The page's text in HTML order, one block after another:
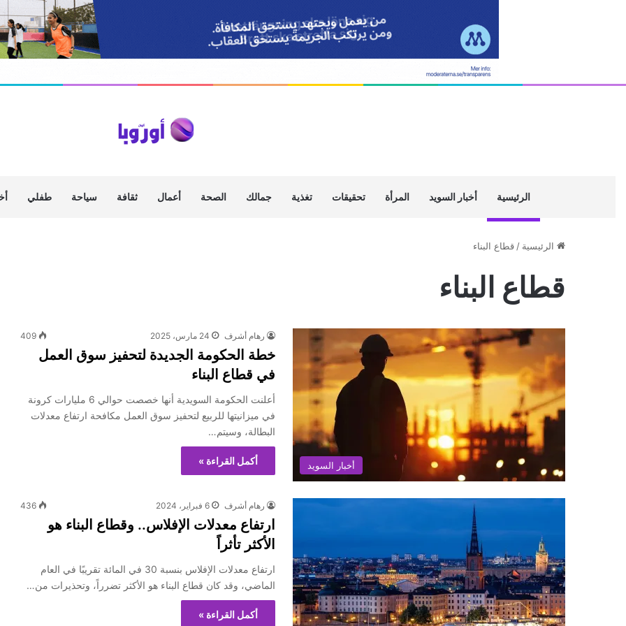
الرئيسية أخبار السويد المرأة تحقيقات تغذية جمالك الصحة أعمال ثقافة سياحة طفلي
الرئيسية / قطاع البناء
قطاع البناء
أخبار السويد
رهام أشرف 24 مارس، 2025 409
خطة الحكومة الجديدة لتحفيز سوق العمل
في قطاع البناء
أعلنت الحكومة السويدية أنها خصصت حوالي 6 مليارات كرونة
في ميزانيتها للربيع لتحفيز سوق العمل مكافحة ارتفاع معدلات
البطالة، وسيتم…
أكمل القراءة »
رهام أشرف 6 فبراير، 2024 436
ارتفاع معدلات الإفلاس.. وقطاع البناء هو
الأكثر تأثراً
ارتفاع معدلات الإفلاس بنسبة 30 في المائة تقريبًا في العام
الماضي، وقد كان قطاع البناء هو الأكثر تضرراً، وتحذيرات من…
أكمل القراءة »